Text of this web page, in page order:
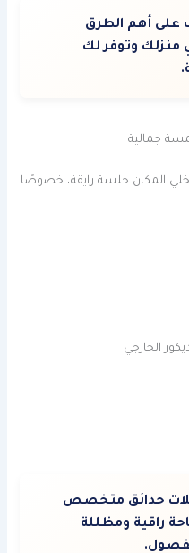
على أهم الطرق
منزلك وتوفر لك
المكان جلسة رايقة، خصوصًا
الخارجي
حدائق متخصص
راقية ومظللة